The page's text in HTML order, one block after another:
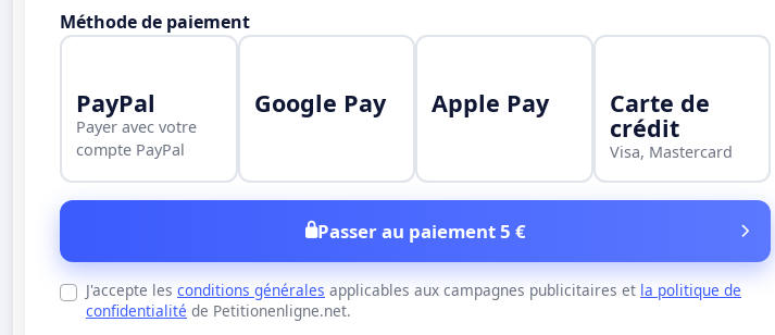
Méthode de paiement
PayPal
Payer avec votre
compte PayPal
Google Pay Apple Pay Carte de
crédit
Visa, Mastercard
Passer au paiement 5 €
J'accepte les conditions générales applicables aux campagnes publicitaires et la politique de
confidentialité de Petitionenligne.net.